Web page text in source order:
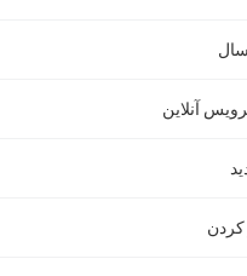
آنلاین
كردن